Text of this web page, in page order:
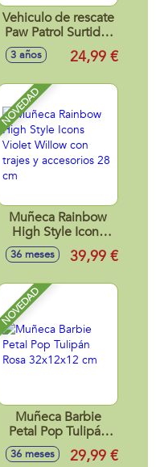
Vehiculo de rescate
Paw Patrol Surtido.
20x24x8 cm -
Modelos surtidos
3 años 24,99 €
NOVEDAD
Muñeca Rainbow
High Style Icons
Violet Willow con
trajes y accesorios
36 meses 39,99 €
NOVEDAD
Muñeca Barbie
Petal Pop Tulipán
Rosa 32x12x12 cm
36 meses 29,99 €